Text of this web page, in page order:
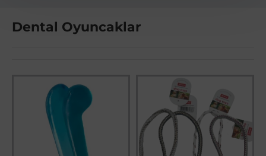
Dental Oyuncaklar